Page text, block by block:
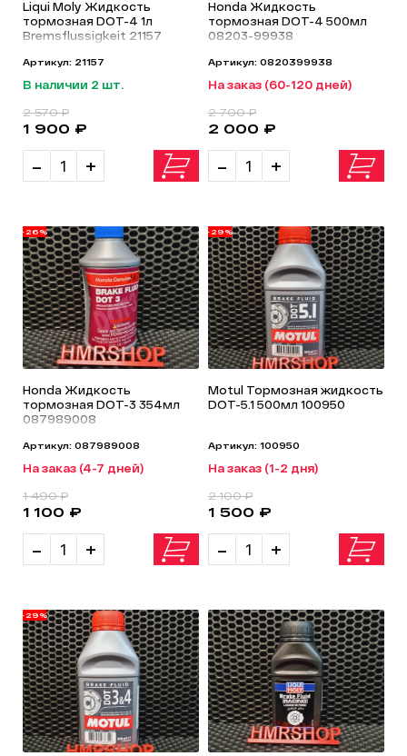
Liqui Moly Жидкость
тормозная DOT-4 1л
Bremsflussigkeit 21157
Артикул: 21157
В наличии 2 шт.
- +
1 900 ₽
2 570 ₽
Honda Жидкость
тормозная DOT-4 500мл
08203-99938
Артикул: 0820399938
На заказ (60-120 дней)
- +
2 000 ₽
2 700 ₽
-26%
Honda Жидкость
тормозная DOT-3 354мл
087989008
Артикул: 087989008
На заказ (4-7 дней)
- +
1 100 ₽
1 490 ₽
-29%
Motul Тормозная жидкость
DOT-5.1 500мл 100950
Артикул: 100950
На заказ (1-2 дня)
- +
1 500 ₽
2 100 ₽
-29%